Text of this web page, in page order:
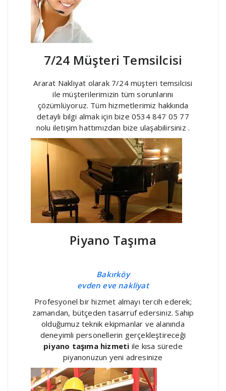
7/24 Müşteri Temsilcisi
Ararat Nakliyat olarak 7/24 müşteri temsilcisi
ile müşterilerimizin tüm sorunlarını
çözümlüyoruz. Tüm hizmetlerimiz hakkında
detaylı bilgi almak için bize 0534 847 05 77
nolu iletişim hattımızdan bize ulaşabilirsiniz .
Piyano Taşıma
Bakırköy
evden eve nakliyat
Profesyonel bir hizmet almayı tercih ederek;
zamandan, bütçeden tasarruf edersiniz. Sahip
olduğumuz teknik ekipmanlar ve alanında
deneyimli personellerin gerçekleştireceği
piyano taşıma hizmeti ile kısa sürede
piyanonuzun yeni adresinize